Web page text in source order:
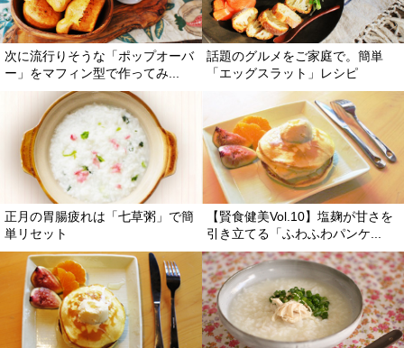
次に流行りそうな「ポップオーバ
ー」をマフィン型で作ってみ...
話題のグルメをご家庭で。簡単
「エッグスラット」レシピ
正月の胃腸疲れは「七草粥」で簡
単リセット
【賢食健美Vol.10】塩麹が甘さを
引き立てる「ふわふわパンケ...